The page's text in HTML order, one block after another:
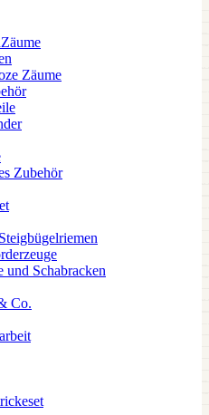
Zäume
Zubehör
und Schabracken
Co.